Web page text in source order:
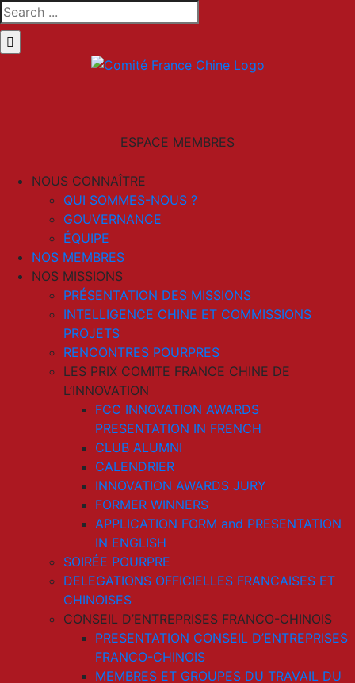
Skip
to
content
Search
for:
ESPACE MEMBRES
NOUS CONNAÎTRE
QUI SOMMES-NOUS ?
GOUVERNANCE
ÉQUIPE
NOS MEMBRES
NOS MISSIONS
PRÉSENTATION DES MISSIONS
INTELLIGENCE CHINE ET COMMISSIONS
PROJETS
RENCONTRES POURPRES
LES PRIX COMITE FRANCE CHINE DE
L’INNOVATION
FCC INNOVATION AWARDS
PRESENTATION IN FRENCH
CLUB ALUMNI
CALENDRIER
INNOVATION AWARDS JURY
FORMER WINNERS
APPLICATION FORM and PRESENTATION
IN ENGLISH
SOIRÉE POURPRE
DELEGATIONS OFFICIELLES FRANCAISES ET
CHINOISES
CONSEIL D’ENTREPRISES FRANCO-CHINOIS
PRESENTATION CONSEIL D’ENTREPRISES
FRANCO-CHINOIS
MEMBRES ET GROUPES DU TRAVAIL DU